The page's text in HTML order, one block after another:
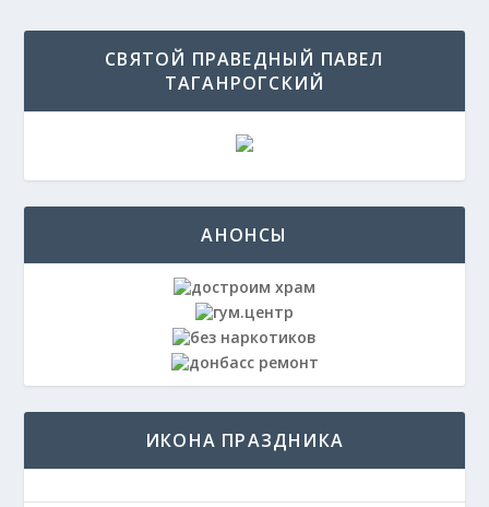
СВЯТОЙ ПРАВЕДНЫЙ ПАВЕЛ
ТАГАНРОГСКИЙ
АНОНСЫ
ИКОНА ПРАЗДНИКА